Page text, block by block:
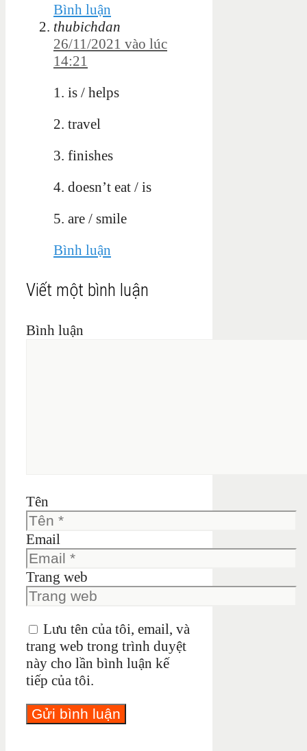
Bình luận
thubichdan
26/11/2021 vào lúc
14:21
1. is / helps
2. travel
3. finishes
4. doesn’t eat / is
5. are / smile
Bình luận
Viết một bình luận
Bình luận
Tên
Email
Trang web
Lưu tên của tôi, email, và
trang web trong trình duyệt
này cho lần bình luận kế
tiếp của tôi.